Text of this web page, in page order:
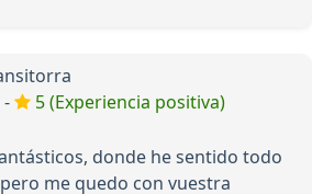
-
5 (Experiencia positiva)
donde he sentido todo
me quedo con vuestra